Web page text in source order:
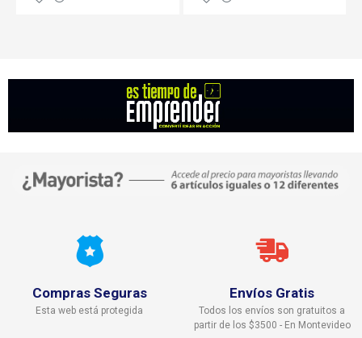
Compras Seguras
Esta web está protegida
Envíos Gratis
Todos los envíos son gratuitos a
partir de los $3500 - En Montevideo